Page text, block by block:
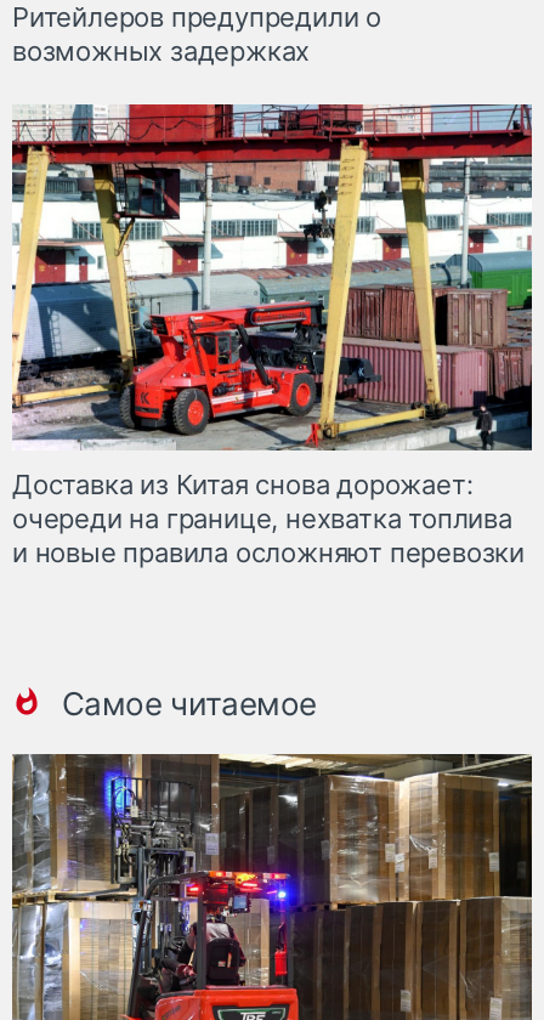
Ритейлеров предупредили о
возможных задержках
Доставка из Китая снова дорожает:
очереди на границе, нехватка топлива
и новые правила осложняют перевозки
Самое читаемое